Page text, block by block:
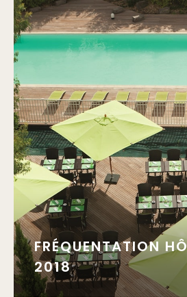
FRÉQUENTATION
2018